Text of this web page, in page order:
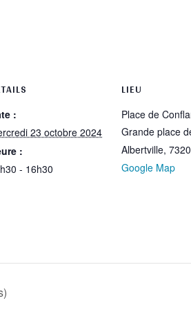
:
23 octobre 2024
:
- 16h30
LIEU
Place de
Grande place
Albertville,
Google Map